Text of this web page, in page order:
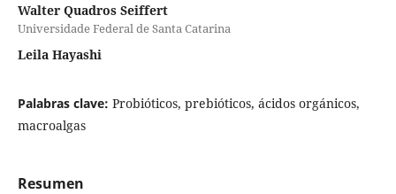
Walter Quadros Seiffert
Universidade Federal de Santa Catarina
Leila Hayashi
Palabras clave: Probióticos, prebióticos, ácidos orgánicos,
macroalgas
Resumen